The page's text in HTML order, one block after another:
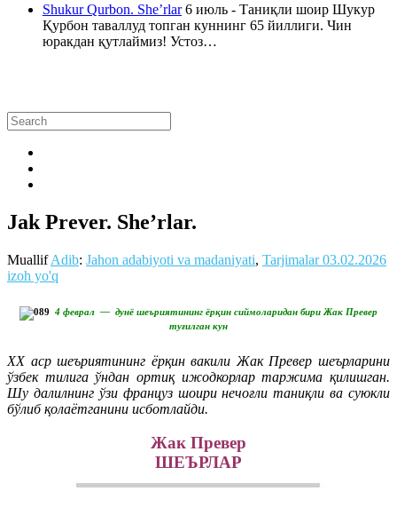
Shukur Qurbon. She’rlar6 июль - Таниқли шоир Шукур
Қурбон таваллуд топган куннинг 65 йиллиги. Чин
юракдан қутлаймиз! Устоз…
Jak Prever. She’rlar.
MuallifAdib: Jahon adabiyoti va madaniyati, Tarjimalar 03.02.2026
izoh yo'q
4 феврал — дунё шеъриятининг ёрқин сиймоларидан бири Жак Превер
туғилган кун
ХХ аср шеъриятининг ёрқин вакили Жак Превер шеърларини
ўзбек тилига ўндан ортиқ ижодкорлар таржима қилишган.
Шу далилнинг ўзи француз шоири нечоғли таниқли ва суюкли
бўлиб қолаётганини исботлайди.
Жак Превер
ШЕЪРЛАР